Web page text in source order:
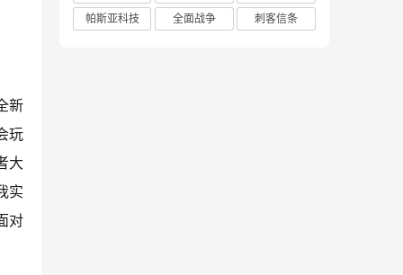
新
玩
大
实
对
帕斯亚科技
全面战争 刺客信条